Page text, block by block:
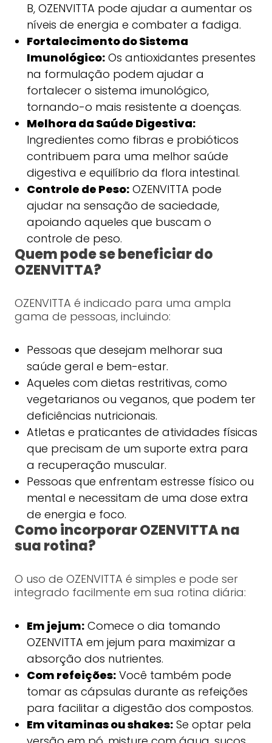
B, OZENVITTA pode ajudar a aumentar os
níveis de energia e combater a fadiga.
Fortalecimento do Sistema
Imunológico:Os antioxidantes presentes
na formulação podem ajudar a
fortalecer o sistema imunológico,
tornando-o mais resistente a doenças.
Melhora da Saúde Digestiva:
Ingredientes como fibras e probióticos
contribuem para uma melhor saúde
digestiva e equilíbrio da flora intestinal.
Controle de Peso:OZENVITTA pode
ajudar na sensação de saciedade,
apoiando aqueles que buscam o
controle de peso.
Quem pode se beneficiar do
OZENVITTA?
OZENVITTA é indicado para uma ampla
gama de pessoas, incluindo:
Pessoas que desejam melhorar sua
saúde geral e bem-estar.
Aqueles com dietas restritivas, como
vegetarianos ou veganos, que podem ter
deficiências nutricionais.
Atletas e praticantes de atividades físicas
que precisam de um suporte extra para
a recuperação muscular.
Pessoas que enfrentam estresse físico ou
mental e necessitam de uma dose extra
de energia e foco.
Como incorporar OZENVITTA na
sua rotina?
O uso de OZENVITTA é simples e pode ser
integrado facilmente em sua rotina diária:
Em jejum:Comece o dia tomando
OZENVITTA em jejum para maximizar a
absorção dos nutrientes.
Com refeições:Você também pode
tomar as cápsulas durante as refeições
para facilitar a digestão dos compostos.
Em vitaminas ou shakes:Se optar pela